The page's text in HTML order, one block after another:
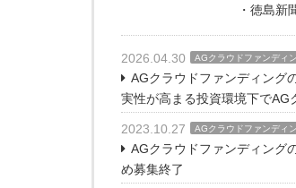
・徳島新
2026.04.30 AGクラウドファンディ
AGクラウドファンディング
実性が高まる投資環境下でAG
2023.10.27 AGクラウドファンディ
AGクラウドファンディング
め募集終了